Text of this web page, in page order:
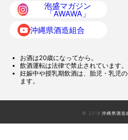
泡盛マガジン
「AWAWA」
沖縄県酒造組合
お酒は20歳になってから。
飲酒運転は法律で禁止されています。
妊娠中や授乳期飲酒は、胎児・乳児
ます。
© 2018 沖縄県酒造